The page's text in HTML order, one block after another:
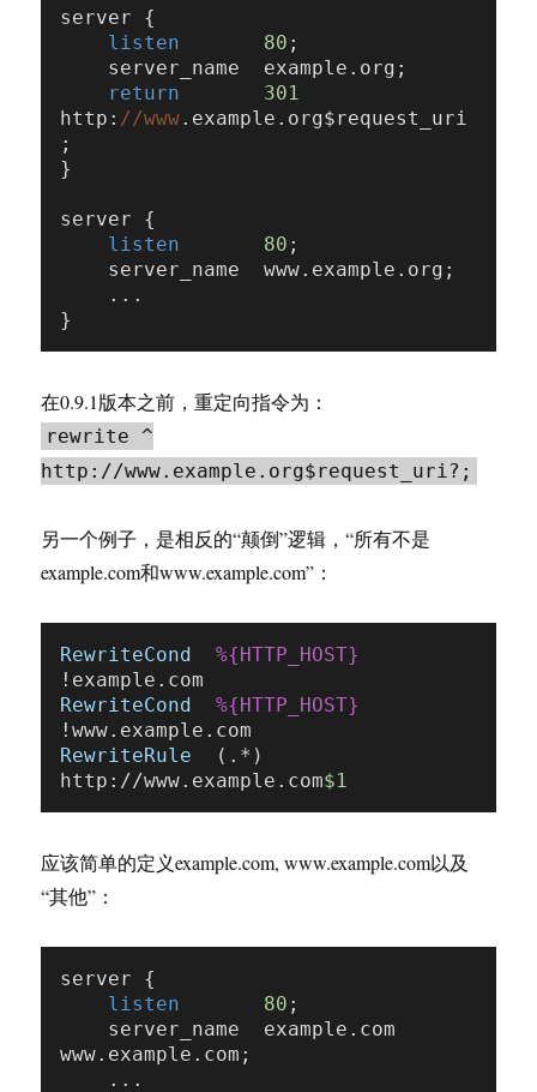
server {
listen
80 ;
return
301
http: //www.example.org$request_uri
;
}
server {
listen
80 ;
在0.9.1版本之前，重定向指令为：
rewrite ^
http://www.example.org$request_uri?;
另一个例子，是相反的“颠倒”逻辑，“所有不是
example.com和www.example.com”：
RewriteCond
%{HTTP_HOST}
RewriteCond
%{HTTP_HOST}
RewriteRule
  (.*)
http://www.example.com$1
应该简单的定义example.com, www.example.com以及
“其他”：
server {
listen
80 ;
www.example.com;